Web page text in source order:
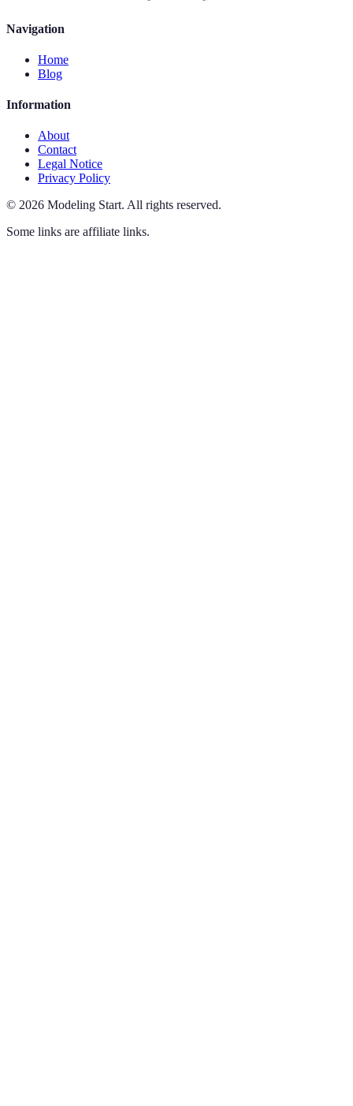
Navigation
Home
Blog
Information
About
Contact
Legal Notice
Privacy Policy
© 2026 Modeling Start. All rights reserved.
Some links are affiliate links.